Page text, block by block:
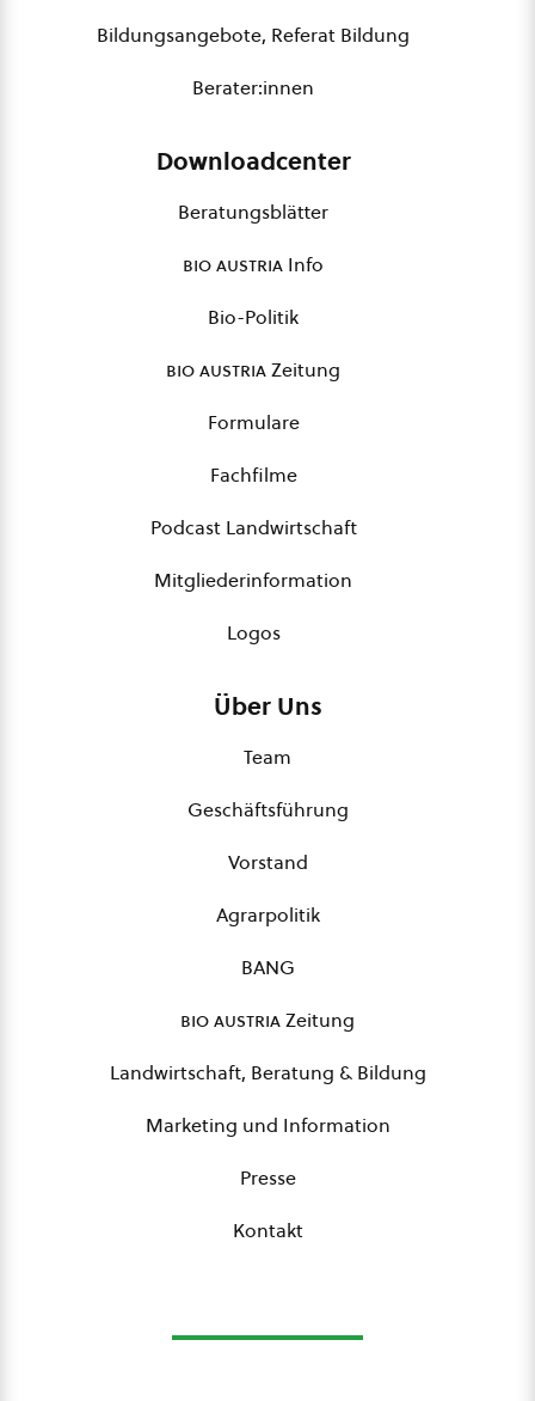
Bildungsangebote, Referat Bildung
Berater:innen
Downloadcenter
Beratungsblätter
bio austria Info
Bio-Politik
bio austriaZeitung
Formulare
Fachfilme
Podcast Landwirtschaft
Mitgliederinformation
Logos
Über Uns
Team
Geschäftsführung
Vorstand
Agrarpolitik
BANG
bio austriaZeitung
Landwirtschaft, Beratung & Bildung
Marketing und Information
Presse
Kontakt